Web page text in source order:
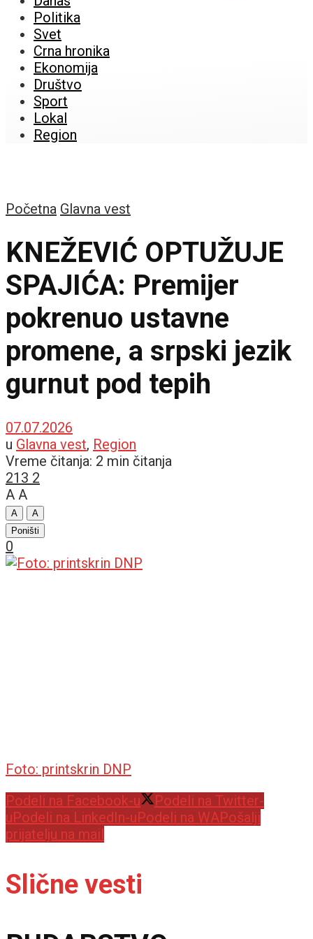
Politika
Svet
Crna hronika
Ekonomija
Društvo
Sport
Lokal
Region
Početna Glavna vest
KNEŽEVIĆ OPTUŽUJE
SPAJIĆA: Premijer
pokrenuo ustavne
promene, a srpski jezik
gurnut pod tepih
07.07.2026
u Glavna vest, Region
Vreme čitanja: 2 min čitanja
213 2
A A
A
A
Poništi
0
Foto: printskrin DNP
Podeli na Facebook-u
Podeli na Twitter-
uPodeli na LinkedIn-uPodeli na WAPošalji
prijatelju na mail
Slične vesti